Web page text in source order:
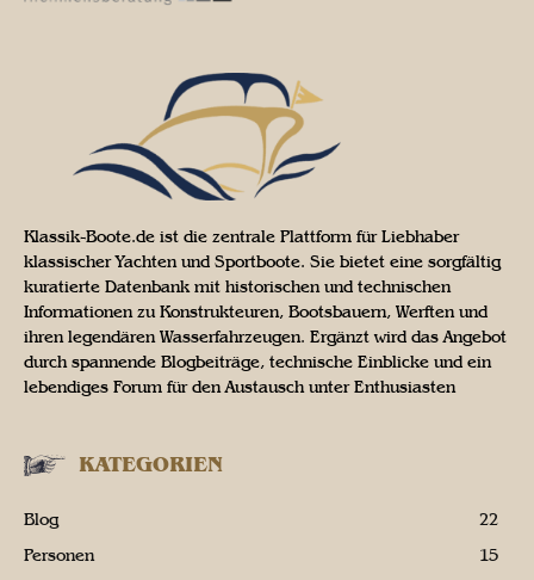
Klassik-Boote.de ist die zentrale Plattform für Liebhaber
klassischer Yachten und Sportboote. Sie bietet eine sorgfältig
kuratierte Datenbank mit historischen und technischen
Informationen zu Konstrukteuren, Bootsbauern, Werften und
ihren legendären Wasserfahrzeugen. Ergänzt wird das Angebot
durch spannende Blogbeiträge, technische Einblicke und ein
lebendiges Forum für den Austausch unter Enthusiasten
KATEGORIEN
Blog
22
Personen
15